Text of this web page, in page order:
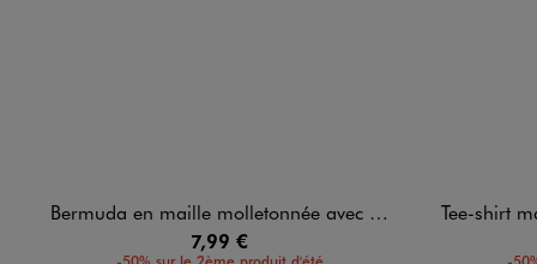
Bermuda en maille molletonnée avec ceinture ajustable garçon
7,99 €
Tee-shirt